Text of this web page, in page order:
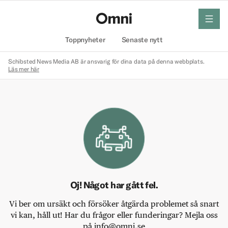
Toppnyheter Senaste nytt
meny
Schibsted News Media AB är ansvarig för dina data på denna webbplats.
Läs mer här
Oj! Något har gått fel.
Vi ber om ursäkt och försöker åtgärda problemet så snart
vi kan, håll ut! Har du frågor eller funderingar? Mejla oss